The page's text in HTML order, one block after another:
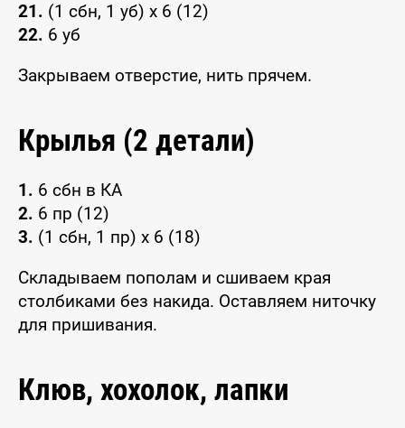
21. (1 сбн, 1 уб) x 6 (12)
22. 6 уб
Закрываем отверстие, нить прячем.
Крылья (2 детали)
1. 6 сбн в КА
2. 6 пр (12)
3. (1 сбн, 1 пр) x 6 (18)
Складываем пополам и сшиваем края
столбиками без накида. Оставляем ниточку
для пришивания.
Клюв, хохолок, лапки